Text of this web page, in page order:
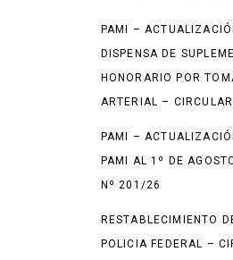
PAMI –
DISPENSA DE
HONORARIO POR
ARTERIAL –
PAMI –
PAMI AL 1º DE
Nº 201/26
RESTABLECIMIENTO
POLICIA FEDERAL –